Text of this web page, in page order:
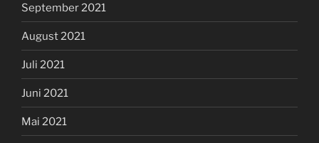
September 2021
August 2021
Juli 2021
Juni 2021
Mai 2021